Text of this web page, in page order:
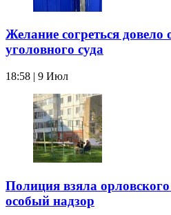
Желание согреться довело
уголовного суда
18:58 | 9 Июл
Полиция взяла
особый надзор